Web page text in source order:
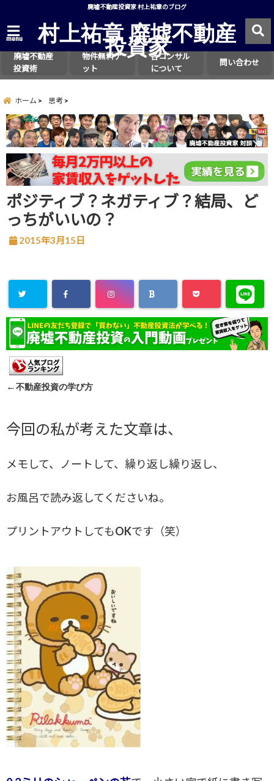
廃墟不動産投資家 村上祐章のブログ
menu 村上祐章 廃墟不動産
投資家
廃墟不動産
投資術
物件無料ゲ
ット
各コンサル
について
問い合わせ
ホーム 思考
ポジティブ？ネガティブ？結局、ど
っちがいいの？
2015年3月15日
←不動産投資の学び方
今回の私が考えた文章は、
メモして、ノートして、繰り返し繰り返し、
お風呂で読み返してくださいね。
プリントアウトしてもOKです（笑）